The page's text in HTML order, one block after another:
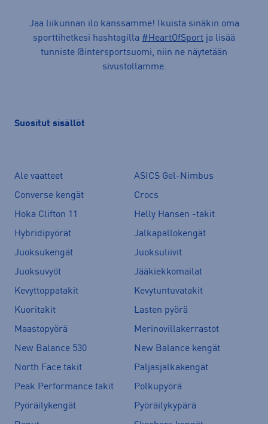
Jaa liikunnan ilo kanssamme! Ikuista sinäkin oma
sporttihetkesi hashtagilla #HeartOfSport ja lisää
tunniste @intersportsuomi, niin ne näytetään
sivustollamme.
Suositut sisällöt
Ale vaatteet
ASICS Gel-Nimbus
Converse kengät
Crocs
Hoka Clifton 11
Helly Hansen -takit
Hybridipyörät
Jalkapallokengät
Juoksukengät
Juoksuliivit
Juoksuvyöt
Jääkiekkomailat
Kevyttoppatakit
Kevytuntuvatakit
Kuoritakit
Lasten pyörä
Maastopyörä
Merinovillakerrastot
New Balance 530
New Balance kengät
North Face takit
Paljasjalkakengät
Peak Performance takit
Polkupyörä
Pyöräilykengät
Pyöräilykypärä